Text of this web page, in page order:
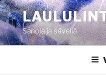
Siirry
sisältöön
Sanoja ja säveliä